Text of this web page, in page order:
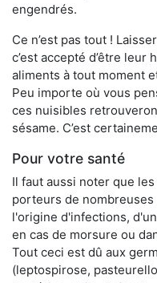
engendrés.
Ce n’est pas tout !
c’est accepté d’être
aliments à tout moment
Peu importe où vous
ces nuisibles
sésame. C’est
Pour votre santé
Il faut aussi noter que
porteurs de
l'origine d'infections,
en cas de morsure ou
Tout ceci est dû aux
(leptospirose,